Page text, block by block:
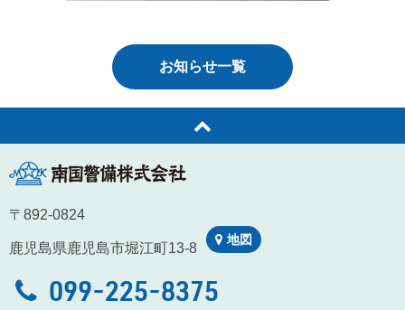
お知らせ一覧
〒892-0824
鹿児島県鹿児島市堀江町13-8
地図
099-225-8375